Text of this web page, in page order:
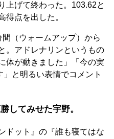
上げて終わった。103.62と
得点を出した。
間（ウォームアップ）から
。アドレナリンというもの
体が動きました」「今の実
と明るい表情でコメント
してみせた宇野。
ドット』の『誰も寝てはな